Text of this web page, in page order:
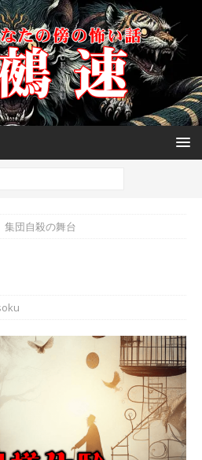
集団自殺の舞台